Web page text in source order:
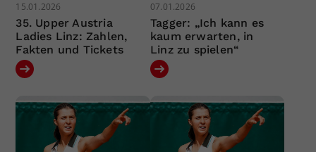
15.01.2026
35. Upper Austria
Ladies Linz: Zahlen,
Fakten und Tickets
07.01.2026
Tagger: „Ich kann es
kaum erwarten, in
Linz zu spielen“